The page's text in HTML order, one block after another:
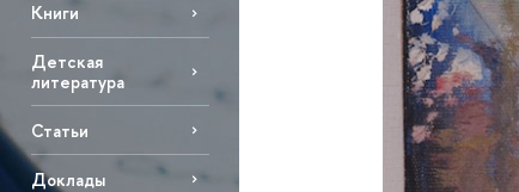
Книги
Детская
литература
Статьи
Доклады